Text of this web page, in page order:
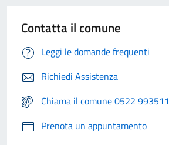
Contatta il comune
Leggi le domande frequenti
Richiedi Assistenza
Chiama il comune 0522 993511
Prenota un appuntamento